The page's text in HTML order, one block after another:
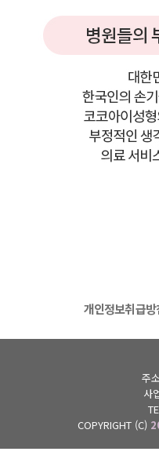
개인정보취급방
주소
사
COPYRIGHT (C)